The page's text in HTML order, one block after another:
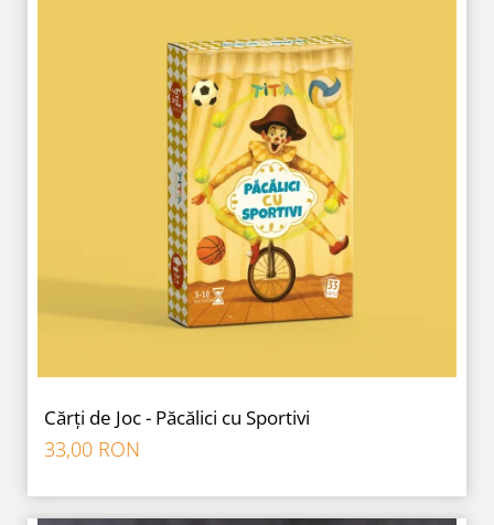
Cărți de Joc - Păcălici cu Sportivi
33,00 RON